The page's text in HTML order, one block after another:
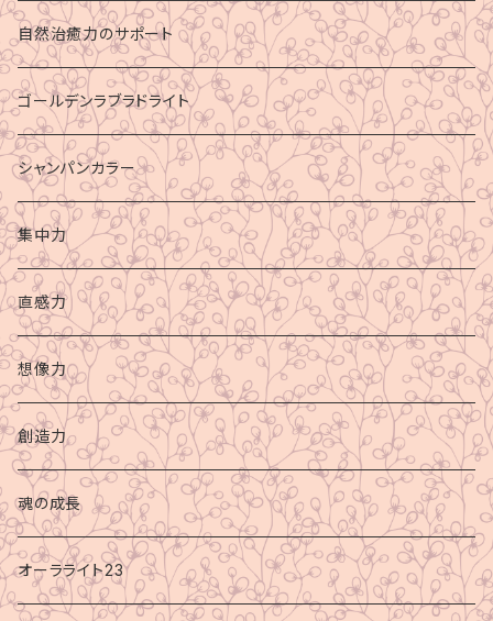
自然治癒力のサポート
ゴールデンラブラドライト
シャンパンカラー
集中力
直感力
想像力
創造力
魂の成長
オーラライト23